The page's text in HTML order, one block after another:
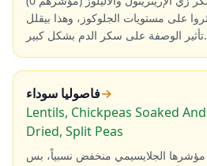
على مستويات الجلوكوز، وهذا بيقلل
تأثير الوصفة على سكر الدم بشكل كبير.
فاصوليا سوداء→
Lentils, Chickpeas Soaked
Dried, Split Peas
مؤشرها الجلايسيمي منخفض نسبياً، بس